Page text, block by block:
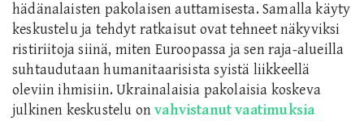
hädänalaisten pakolaisen auttamisesta. Samalla käyty
keskustelu ja tehdyt ratkaisut ovat tehneet näkyviksi
ristiriitoja siinä, miten Euroopassa ja sen raja-alueilla
suhtaudutaan humanitaarisista syistä liikkeellä
oleviin ihmisiin. Ukrainalaisia pakolaisia koskeva
julkinen keskustelu onvahvistanut vaatimuksia